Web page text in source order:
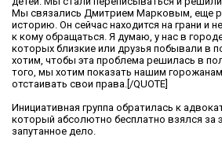
Мы связались Дмитрием Марковым, еще
историю. Он сейчас находится на грани и
к кому обращаться. Я думаю, у нас в
которых близкие или друзья побывали в
хотим, чтобы эта проблема решилась в
того, мы хотим показать нашим
отстаивать свои права.[/QUOTE]
Инициативная группа обратилась к
который абсолютно бесплатно взялся за
запутанное дело.